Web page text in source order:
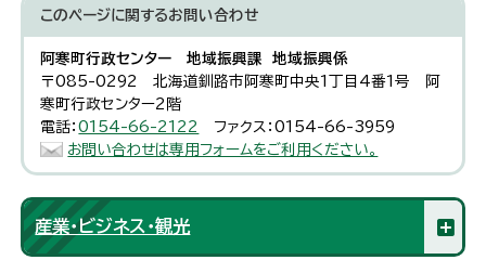
このページに関するお問い合わせ
阿寒町行政センター 地域振興課 地域振興係
〒085-0292 北海道釧路市阿寒町中央1丁目4番1号 阿
寒町行政センター2階
電話：0154-66-2122
ファクス：0154-66-3959
お問い合わせは専用フォームをご利用ください。
産業・ビジネス・観光